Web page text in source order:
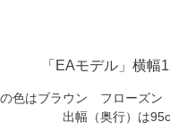
「EAモデル」横幅
色はブラウン フローズン
出幅（奥行）は